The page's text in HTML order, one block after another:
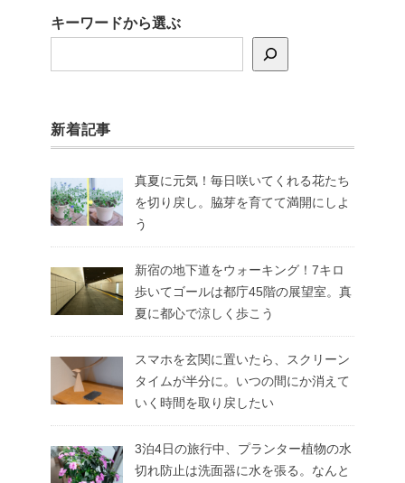
キーワードから選ぶ
新着記事
真夏に元気！毎日咲いてくれる花たち
を切り戻し。脇芽を育てて満開にしよ
う
新宿の地下道をウォーキング！7キロ
歩いてゴールは都庁45階の展望室。真
夏に都心で涼しく歩こう
スマホを玄関に置いたら、スクリーン
タイムが半分に。いつの間にか消えて
いく時間を取り戻したい
3泊4日の旅行中、プランター植物の水
切れ防止は洗面器に水を張る。なんと